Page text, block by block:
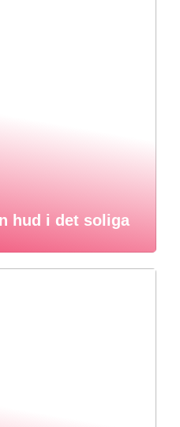
hud i det soliga